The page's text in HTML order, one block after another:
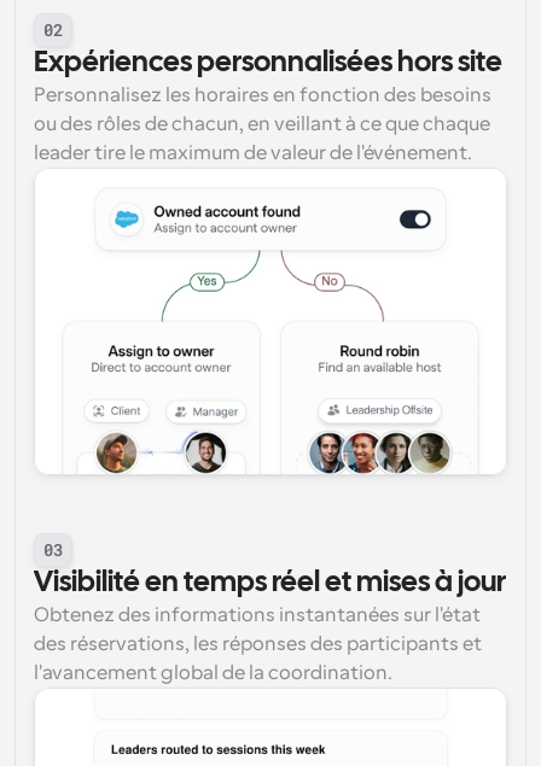
02
Expériences personnalisées hors site
Personnalisez les horaires en fonction des besoins
ou des rôles de chacun, en veillant à ce que chaque
leader tire le maximum de valeur de l'événement.
03
Visibilité en temps réel et mises à jour
Obtenez des informations instantanées sur l'état
des réservations, les réponses des participants et
l'avancement global de la coordination.